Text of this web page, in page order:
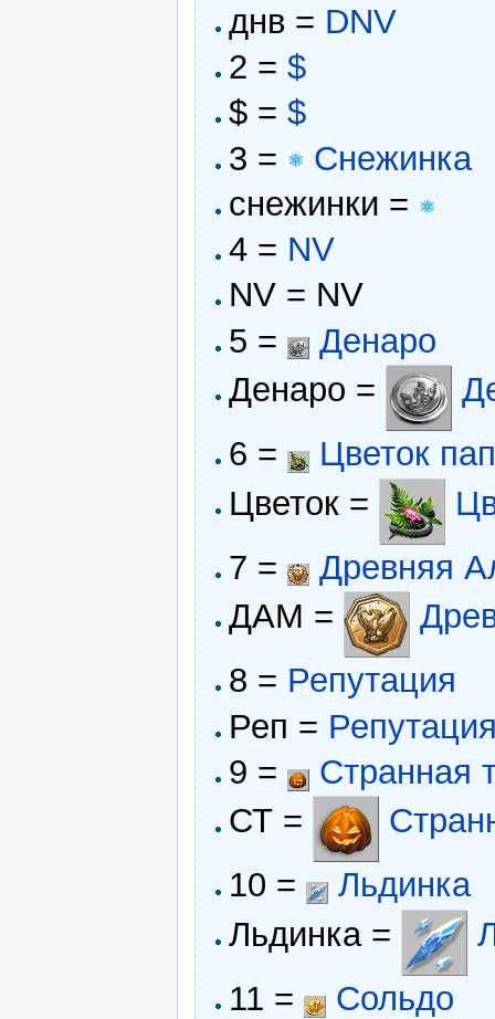
днв = DNV
2 =$
$ =$
3 =
Снежинка
снежинки =
4 = NV
NV = NV
5 =
Денаро
Денаро =
6 =
Цветок
Цветок =
7 =
Древняя
ДАМ =
8 = Репутация
Реп =
9 =
Странная
СТ =
10 =
Льдинка
Льдинка =
11 =
Сольдо